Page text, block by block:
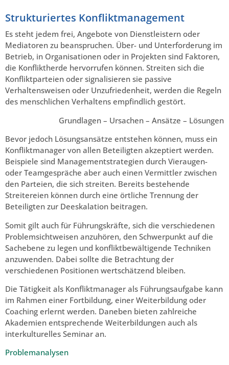
Strukturiertes Konfliktmanagement
Es steht jedem frei, Angebote von Dienstleistern oder
Mediatoren zu beanspruchen. Über- und Unterforderung im
Betrieb, in Organisationen oder in Projekten sind Faktoren,
die Konfliktherde hervorrufen können. Streiten sich die
Konfliktparteien oder signalisieren sie passive
Verhaltensweisen oder Unzufriedenheit, werden die Regeln
des menschlichen Verhaltens empfindlich gestört.
Grundlagen – Ursachen – Ansätze – Lösungen
Bevor jedoch Lösungsansätze entstehen können, muss ein
Konfliktmanager von allen Beteiligten akzeptiert werden.
Beispiele sind Managementstrategien durch Vieraugen-
oder Teamgespräche aber auch einen Vermittler zwischen
den Parteien, die sich streiten. Bereits bestehende
Streitereien können durch eine örtliche Trennung der
Beteiligten zur Deeskalation beitragen.
Somit gilt auch für Führungskräfte, sich die verschiedenen
Problemsichtweisen anzuhören, den Schwerpunkt auf die
Sachebene zu legen und konfliktbewältigende Techniken
anzuwenden. Dabei sollte die Betrachtung der
verschiedenen Positionen wertschätzend bleiben.
Die Tätigkeit als Konfliktmanager als Führungsaufgabe kann
im Rahmen einer Fortbildung, einer Weiterbildung oder
Coaching erlernt werden. Daneben bieten zahlreiche
Akademien entsprechende Weiterbildungen auch als
interkulturelles Seminar an.
Problemanalysen